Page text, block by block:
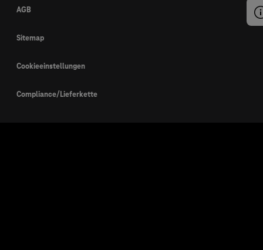
AGB
Sitemap
Cookieeinstellungen
Compliance/Lieferkette